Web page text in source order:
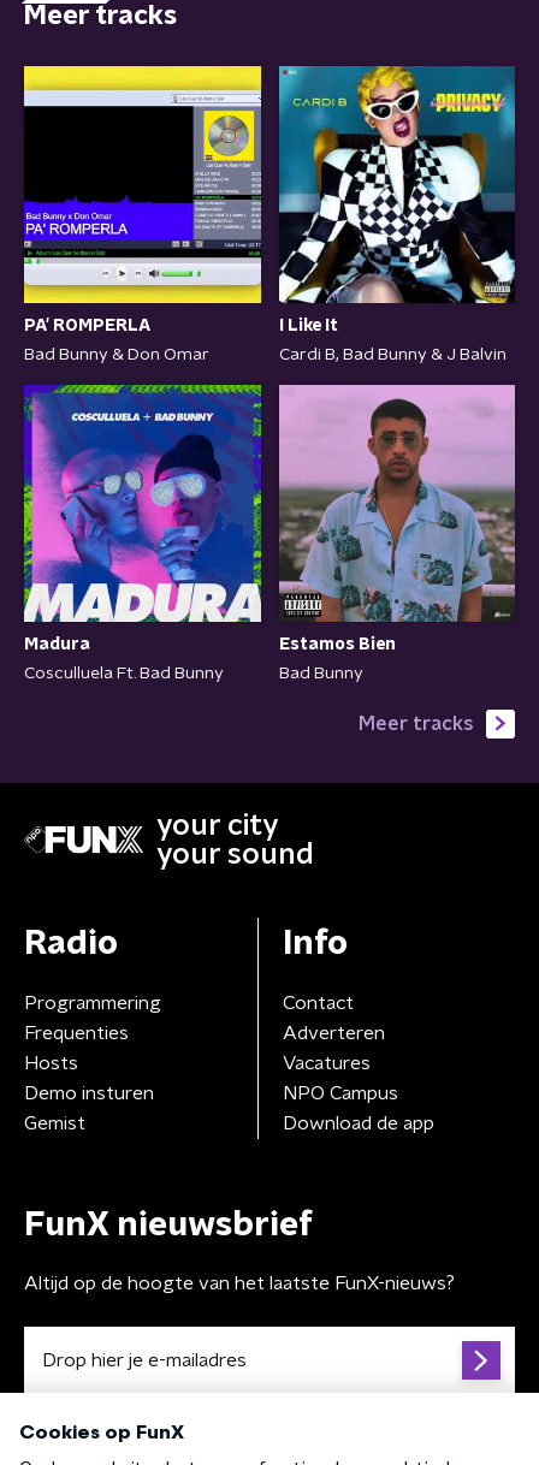
Meer tracks
PA' ROMPERLA
Bad Bunny & Don Omar
I Like It
Cardi B, Bad Bunny & J Balvin
Madura
Cosculluela Ft. Bad Bunny
Estamos Bien
Bad Bunny
Meer tracks
your city
your sound
Radio
Programmering
Frequenties
Hosts
Demo insturen
Gemist
Info
Contact
Adverteren
Vacatures
NPO Campus
Download de app
FunX nieuwsbrief
Altijd op de hoogte van het laatste FunX-nieuws?